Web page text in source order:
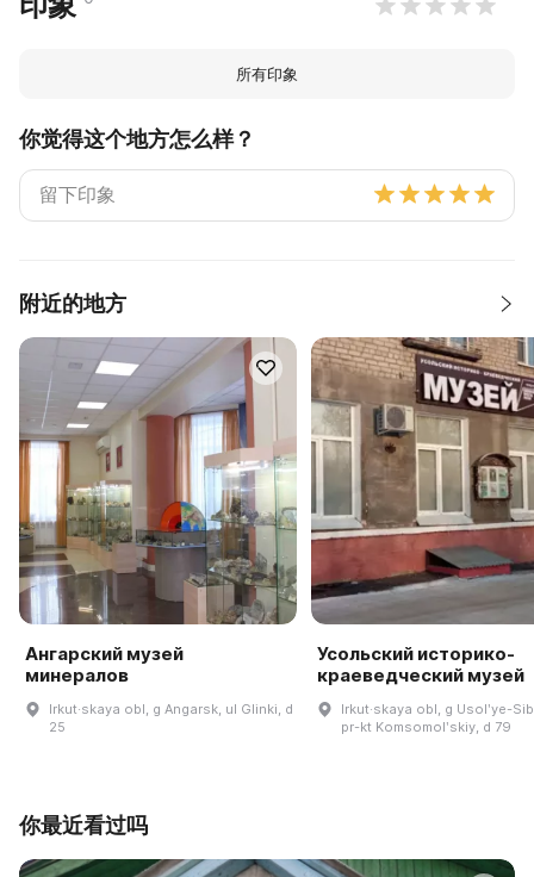
所有印象
你觉得这个地方怎么样？
附近的地方
Ангарский музей
минералов
Irkut·skaya obl, g Angarsk, ul Glinki, d
25
Усольский историко-
краеведческий музей
Irkut·skaya obl, g Usolʹye-
pr-kt Komsomolʹskiy, d 79
你最近看过吗